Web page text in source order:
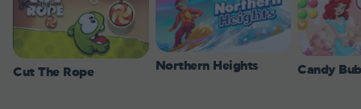
Cut The Rope Northern Heights Candy